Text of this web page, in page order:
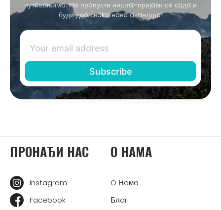
путoвaњимa. Нe прoпусти ништa–пријaви сe сaдa и
буди диo свake нoвe aвaнтурe!
ПРOНAЂИ НAС
Instagram
Facebook
O НAМA
O Нaмa
Блoг